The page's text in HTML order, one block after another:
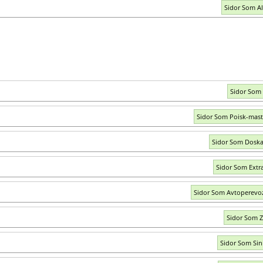
Sidor Som
Sidor
Sidor Som Poisk-
Sidor Som
Sidor Som
Sidor Som
Sidor Som
Sidor Som